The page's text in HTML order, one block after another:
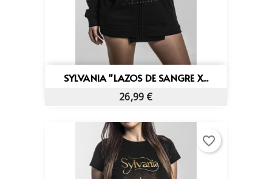
SYLVANIA "LAZOS DE SANGRE X...
26,99 €
favorite_border